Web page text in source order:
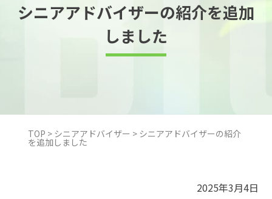
シニアアドバイザーの紹介を追加
しました
TOP > シニアアドバイザー > シニアアドバイザーの紹介
を追加しました
2025年3月4日